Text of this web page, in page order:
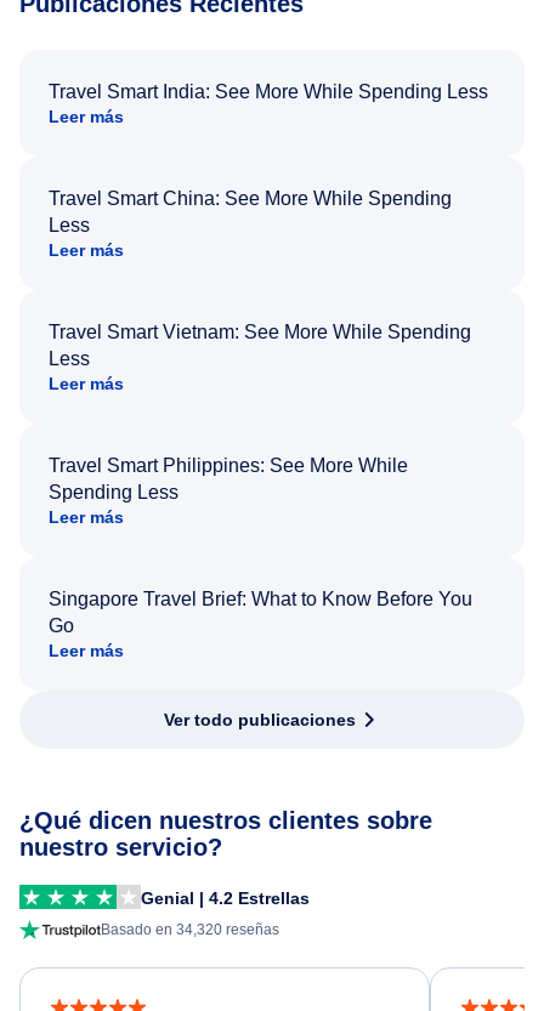
Travel Smart India: See More While Spending Less
Leer más
Travel Smart China: See More While Spending
Less
Leer más
Travel Smart Vietnam: See More While Spending
Less
Leer más
Travel Smart Philippines: See More While
Spending Less
Leer más
Singapore Travel Brief: What to Know Before You
Go
Leer más
Ver todo publicaciones
¿Qué dicen nuestros clientes sobre
nuestro servicio?
Genial | 4.2 Estrellas
Basado en 34,320 reseñas